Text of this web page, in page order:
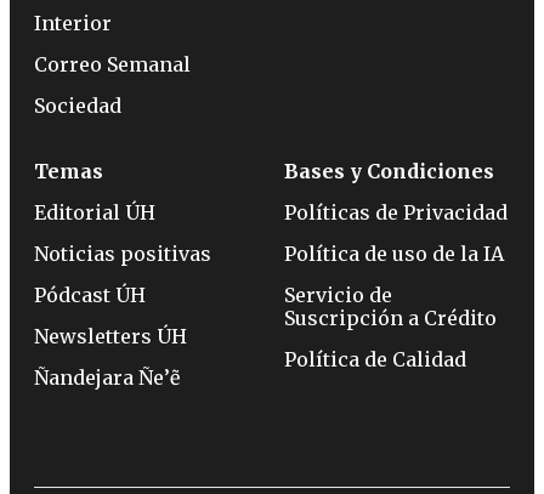
Interior
Correo Semanal
Sociedad
Temas
Editorial ÚH
Noticias positivas
Pódcast ÚH
Newsletters ÚH
Ñandejara Ñe’ẽ
Bases y Condiciones
Políticas de Privacidad
Política de uso de la IA
Servicio de
Suscripción a Crédito
Política de Calidad